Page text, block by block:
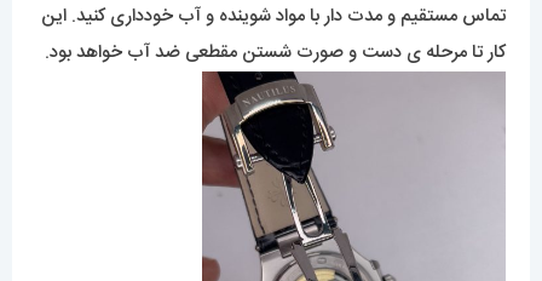
تماس مستقیم و مدت دار با مواد شوینده و آب خودداری کنید. این
کار تا مرحله ی دست و صورت شستن مقطعی ضد آب خواهد بود.